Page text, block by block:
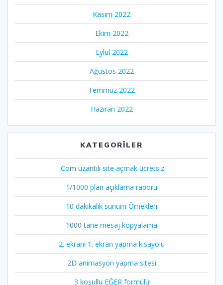
Kasım 2022
Ekim 2022
Eylül 2022
Ağustos 2022
Temmuz 2022
Haziran 2022
KATEGORILER
.Com uzantılı site açmak ücretsiz
1/1000 plan açıklama raporu
10 dakikalık sunum Örnekleri
1000 tane mesaj kopyalama
2. ekranı 1. ekran yapma kısayolu
2D animasyon yapma sitesi
3 koşullu EĞER formülü